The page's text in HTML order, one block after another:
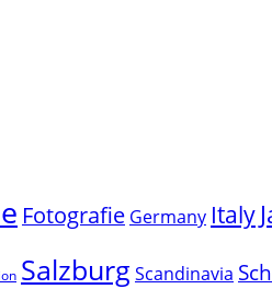
Fotografie Germany Italy
SalzburgScandinavia